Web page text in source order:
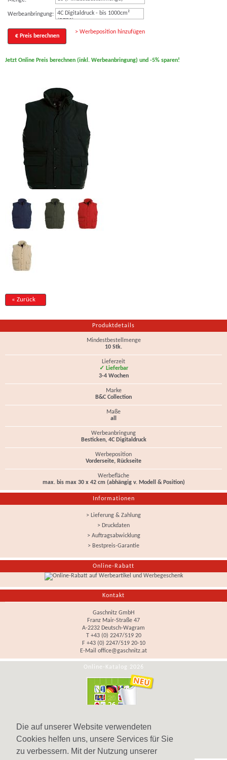
Die auf unserer Website verwendeten
Cookies helfen uns, unsere Services für Sie
zu verbessern. Mit der Nutzung unserer
Werbeanbringung: 4C Digitaldruck - bis 1000cm²
(DTF2)
€ Preis berechnen
> Werbeposition hinzufügen
Jetzt Online Preis berechnen (inkl. Werbeanbringung) und -5% sparen!
« Zurück
Produktdetails
Mindestbestellmenge
10 Stk.
Lieferzeit
✓ Lieferbar
3-4 Wochen
Marke
B&C Collection
Maße
all
Werbeanbringung
Besticken, 4C Digitaldruck
Werbeposition
Vorderseite, Rückseite
Werbefläche
max. bis max 30 x 42 cm (abhängig v. Modell & Position)
Informationen
> Lieferung & Zahlung
> Druckdaten
> Auftragsabwicklung
> Bestpreis-Garantie
Online-Rabatt
Kontakt
Gaschnitz GmbH
Franz Mair-Straße 47
A-2232 Deutsch-Wagram
T +43 (0) 2247/519 20
F +43 (0) 2247/519 20-10
E-Mail office@gaschnitz.at
Online-Katalog 2026